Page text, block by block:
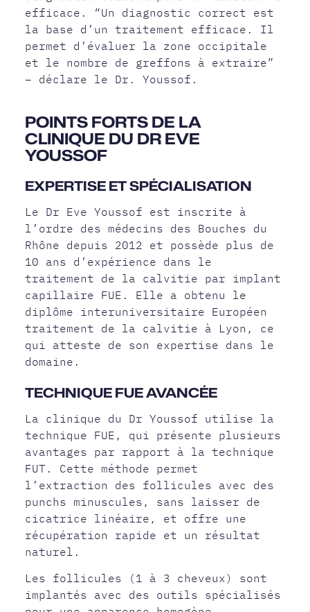
efficace. “Un diagnostic correct est
la base d’un traitement efficace. Il
permet d’évaluer la zone occipitale
et le nombre de greffons à extraire”
– déclare le Dr. Youssof.
POINTS FORTS DE LA
CLINIQUE DU DR EVE
YOUSSOF
EXPERTISE ET SPÉCIALISATION
Le Dr Eve Youssof est inscrite à
l’ordre des médecins des Bouches du
Rhône depuis 2012 et possède plus de
10 ans d’expérience dans le
traitement de la calvitie par implant
capillaire FUE. Elle a obtenu le
diplôme interuniversitaire Européen
traitement de la calvitie à Lyon, ce
qui atteste de son expertise dans le
domaine.
TECHNIQUE FUE AVANCÉE
La clinique du Dr Youssof utilise la
technique FUE, qui présente plusieurs
avantages par rapport à la technique
FUT. Cette méthode permet
l’extraction des follicules avec des
punchs minuscules, sans laisser de
cicatrice linéaire, et offre une
récupération rapide et un résultat
naturel.
Les follicules (1 à 3 cheveux) sont
implantés avec des outils spécialisés